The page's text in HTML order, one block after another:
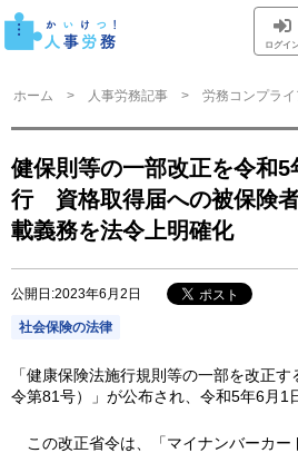
ログイ
ホーム 人事労務記事 労務コンプライ
健保則等の一部改正を令和5
行 資格取得届への被保険
載義務を法令上明確化
公開日:2023年6月2日
社会保険の法律
「健康保険法施行規則等の一部を改正
令第81号）」が公布され、令和5年6月1
この改正省令は、「マイナンバーカー